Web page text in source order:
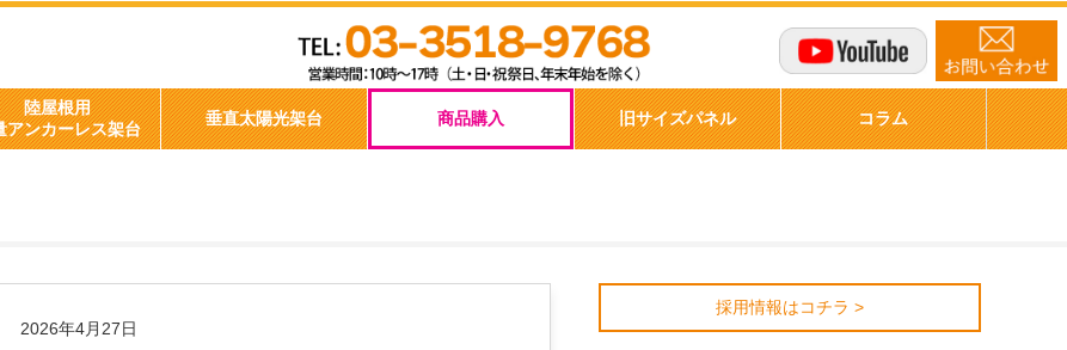
陸屋根用
軽量アンカーレス架台
垂直太陽光架台 商品購入 旧サイズパネル
2026年4月27日
採用情報はコチラ >